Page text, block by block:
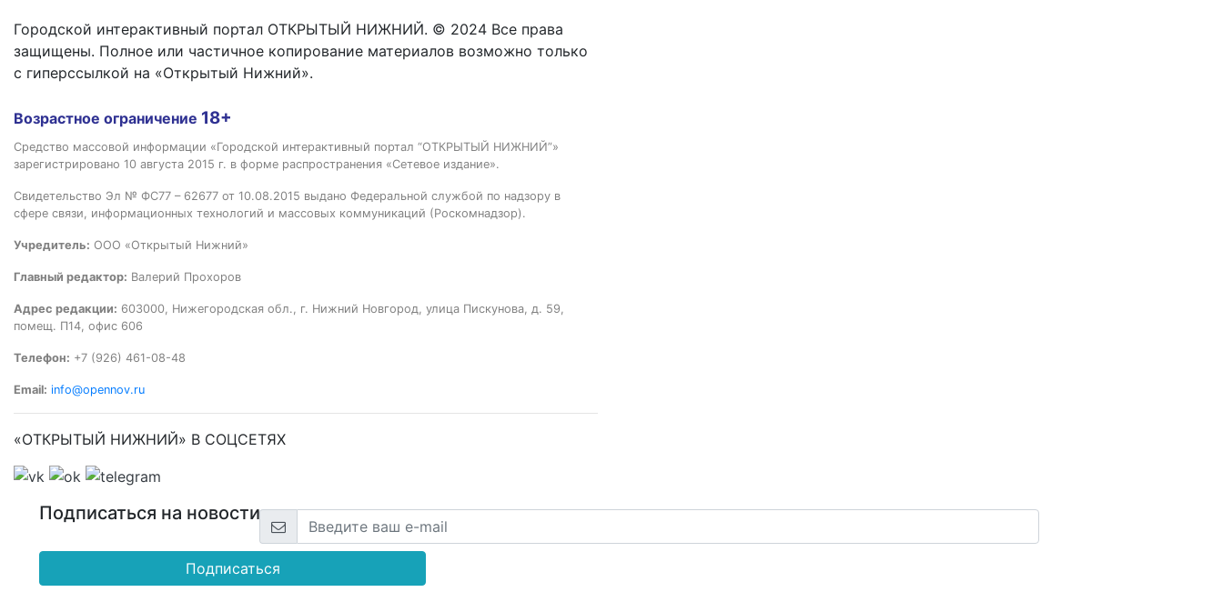
Городской интерактивный портал ОТКРЫТЫЙ НИЖНИЙ. © 2024 Все права
защищены. Полное или частичное копирование материалов возможно только
с гиперссылкой на «Открытый Нижний».
Возрастное ограничение 18+
Средство массовой информации «Городской интерактивный портал “ОТКРЫТЫЙ НИЖНИЙ”»
зарегистрировано 10 августа 2015 г. в форме распространения «Сетевое издание».
Свидетельство Эл № ФС77 – 62677 от 10.08.2015 выдано Федеральной службой по надзору в
сфере связи, информационных технологий и массовых коммуникаций (Роскомнадзор).
Учредитель: ООО «Открытый Нижний»
Главный редактор: Валерий Прохоров
Адрес редакции: 603000, Нижегородская обл., г. Нижний Новгород, улица Пискунова, д. 59,
помещ. П14, офис 606
Телефон: +7 (926) 461-08-48
Email: info@opennov.ru
«ОТКРЫТЫЙ НИЖНИЙ» В СОЦСЕТЯХ
Подписаться на новости
Подписаться